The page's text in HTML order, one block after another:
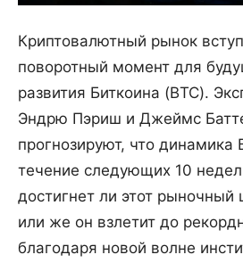
Криптовалютный рынок
поворотный момент для
развития Биткоина (BTC).
Эндрю Пэриш и Джеймс
прогнозируют, что динамика
течение следующих 10
достигнет ли этот рыночный
или же он взлетит до
благодаря новой волне